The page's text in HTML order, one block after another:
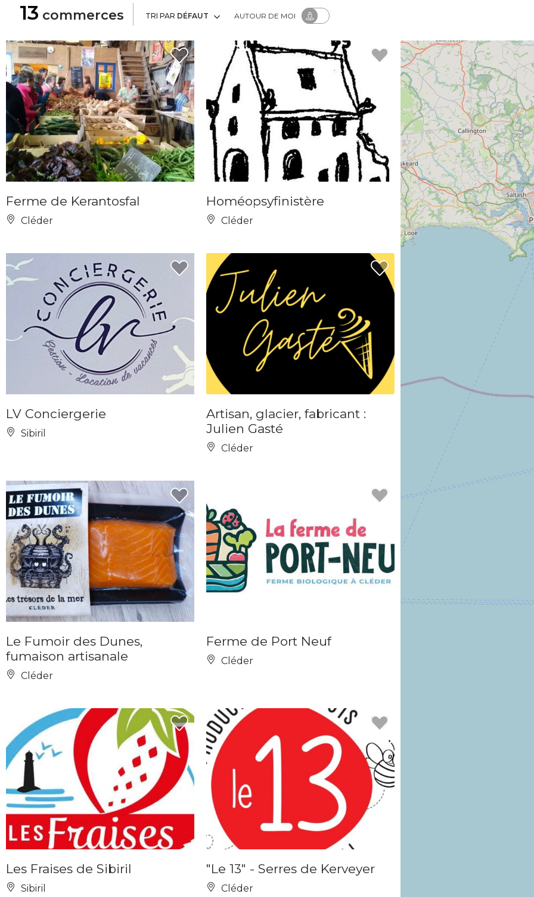
13 commerces TRI PAR DÉFAUT AUTOUR DE MOI
Ferme de Kerantosfal
Cléder
Homéopsyfinistère
Cléder
LV Conciergerie
Sibiril
Artisan, glacier, fabricant :
Julien Gasté
Cléder
Le Fumoir des Dunes,
fumaison artisanale
Cléder
Ferme de Port Neuf
Cléder
Les Fraises de Sibiril
Sibiril
"Le 13" - Serres de Kerveyer
Cléder